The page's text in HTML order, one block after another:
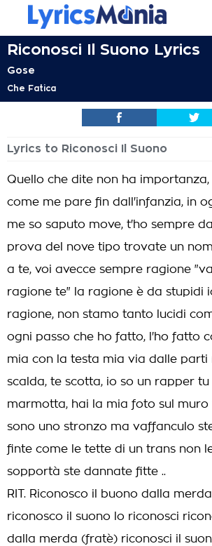
Riconosci Il Suono Lyrics
Gose
Che Fatica
Lyrics to Riconosci Il Suono
Quello che dite non ha
come me pare fin dall'infanzia, in
me so saputo move, t'ho sempre
prova del nove tipo trovate un
a te, voi avecce sempre ragione
ragione te" la ragione è da stupidi
ragione, non stamo tanto lucidi
ogni passo che ho fatto, l'ho fatto
mia con la testa mia via dalle parti
scalda, te scotta, io so un rapper
marmotta, hai la mia foto sul muro
sono uno stronzo ma vaffanculo
finte come le tette di un trans non
sopportà ste dannate fitte ..
RIT. Riconosco il buono dalla
riconosco il suono lo riconosci
dalla merda (fratè) riconosci il